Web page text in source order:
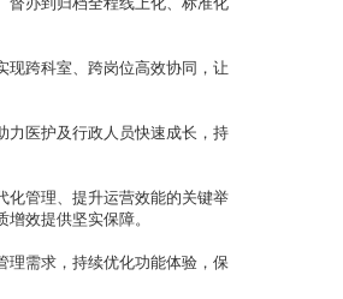
跨科室、跨岗位高效协同，让
力医护及行政人员快速成长，持
化管理、提升运营效能的关键举
效提供坚实保障。
理需求，持续优化功能体验，保